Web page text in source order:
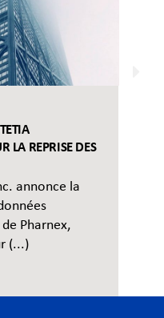
LA REPRISE DES
annonce la
Pharnex,
(...)